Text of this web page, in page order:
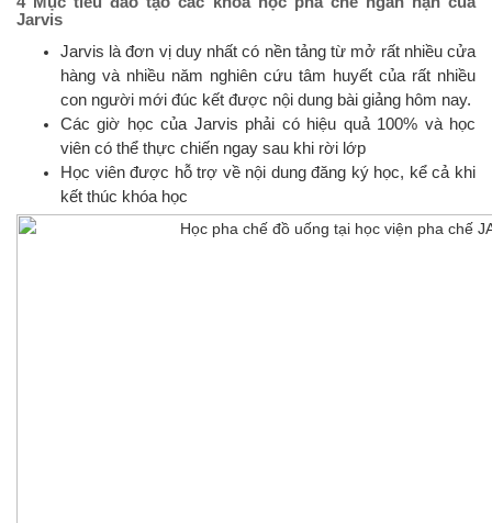
Jarvis
Jarvis là đơn vị duy nhất có nền tảng từ mở rất nhiều cửa
hàng và nhiều năm nghiên cứu tâm huyết của rất nhiều
con người mới đúc kết được nội dung bài giảng hôm nay.
Các giờ học của Jarvis phải có hiệu quả 100% và học
viên có thể thực chiến ngay sau khi rời lớp
Học viên được hỗ trợ về nội dung đăng ký học, kể cả khi
kết thúc khóa học